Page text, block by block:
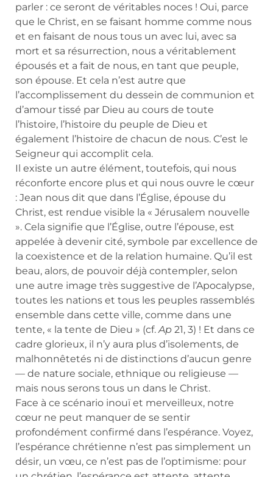
parler : ce seront de véritables noces ! Oui, parce
que le Christ, en se faisant homme comme nous
et en faisant de nous tous un avec lui, avec sa
mort et sa résurrection, nous a véritablement
épousés et a fait de nous, en tant que peuple,
son épouse. Et cela n’est autre que
l’accomplissement du dessein de communion et
d’amour tissé par Dieu au cours de toute
l’histoire, l’histoire du peuple de Dieu et
également l’histoire de chacun de nous. C’est le
Seigneur qui accomplit cela.
Il existe un autre élément, toutefois, qui nous
réconforte encore plus et qui nous ouvre le cœur
: Jean nous dit que dans l’Église, épouse du
Christ, est rendue visible la « Jérusalem nouvelle
». Cela signifie que l’Église, outre l’épouse, est
appelée à devenir cité, symbole par excellence de
la coexistence et de la relation humaine. Qu’il est
beau, alors, de pouvoir déjà contempler, selon
une autre image très suggestive de l’Apocalypse,
toutes les nations et tous les peuples rassemblés
ensemble dans cette ville, comme dans une
tente, « la tente de Dieu » (cf. Ap 21, 3) ! Et dans ce
cadre glorieux, il n’y aura plus d’isolements, de
malhonnêtetés ni de distinctions d’aucun genre
— de nature sociale, ethnique ou religieuse —
mais nous serons tous un dans le Christ.
Face à ce scénario inouï et merveilleux, notre
cœur ne peut manquer de se sentir
profondément confirmé dans l’espérance. Voyez,
l’espérance chrétienne n’est pas simplement un
désir, un vœu, ce n’est pas de l’optimisme: pour